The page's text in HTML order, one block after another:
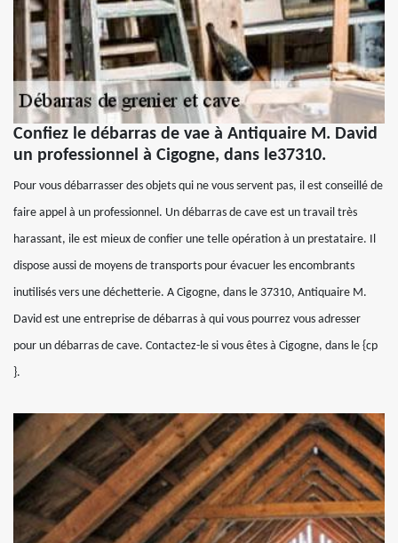
Confiez le débarras de vae à Antiquaire M. David
un professionnel à Cigogne, dans le37310.
Pour vous débarrasser des objets qui ne vous servent pas, il est conseillé de
faire appel à un professionnel. Un débarras de cave est un travail très
harassant, ile est mieux de confier une telle opération à un prestataire. Il
dispose aussi de moyens de transports pour évacuer les encombrants
inutilisés vers une déchetterie. A Cigogne, dans le 37310, Antiquaire M.
David est une entreprise de débarras à qui vous pourrez vous adresser
pour un débarras de cave. Contactez-le si vous êtes à Cigogne, dans le {cp
}.